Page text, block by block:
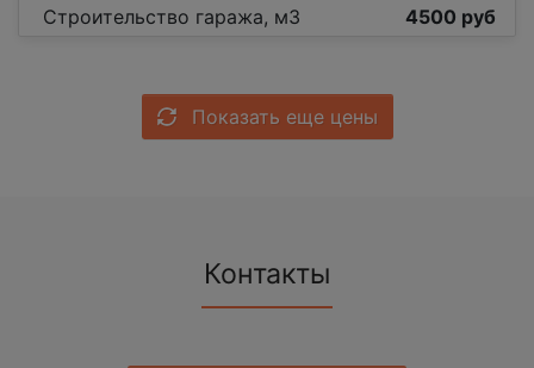
Строительство гаража, м3
4500 руб
Показать еще цены
Контакты